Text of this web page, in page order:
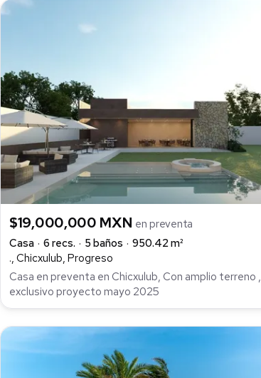
$19,000,000 MXN en preventa
Casa
6 recs. 5 baños
950.42 m²
., Chicxulub, Progreso
Casa en preventa en Chicxulub, Con amplio terreno ,
exclusivo proyecto mayo 2025